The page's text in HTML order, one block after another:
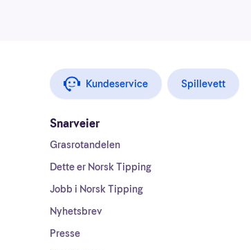
Kundeservice Spillevett
Snarveier
Grasrotandelen
Dette er Norsk Tipping
Jobb i Norsk Tipping
Nyhetsbrev
Presse